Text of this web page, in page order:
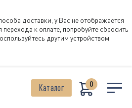
доставки, у Вас не отображается
к оплате, попробуйте сбросить
другим устройством
Каталог 0